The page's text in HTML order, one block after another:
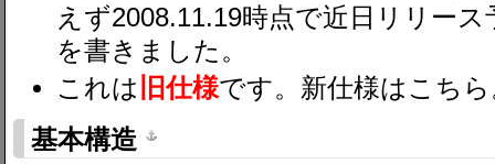
えず2008.11.19時点で近日リリー
を書きました。
これは 旧仕様です。新仕様はこち
基本構造